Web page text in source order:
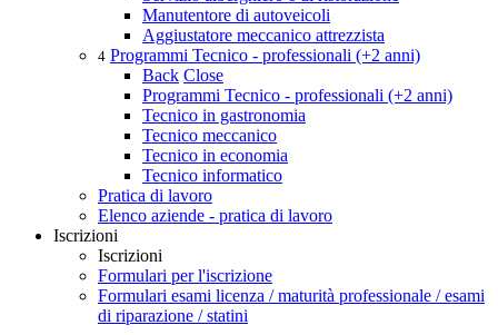
Manutentore di autoveicoli
Aggiustatore meccanico attrezzista
4 Programmi Tecnico - professionali (+2 anni)
Back Close
Programmi Tecnico - professionali (+2 anni)
Tecnico in gastronomia
Tecnico meccanico
Tecnico in economia
Tecnico informatico
Pratica di lavoro
Elenco aziende - pratica di lavoro
Iscrizioni
Iscrizioni
Formulari per l'iscrizione
Formulari esami licenza / maturità professionale / esami
di riparazione / statini